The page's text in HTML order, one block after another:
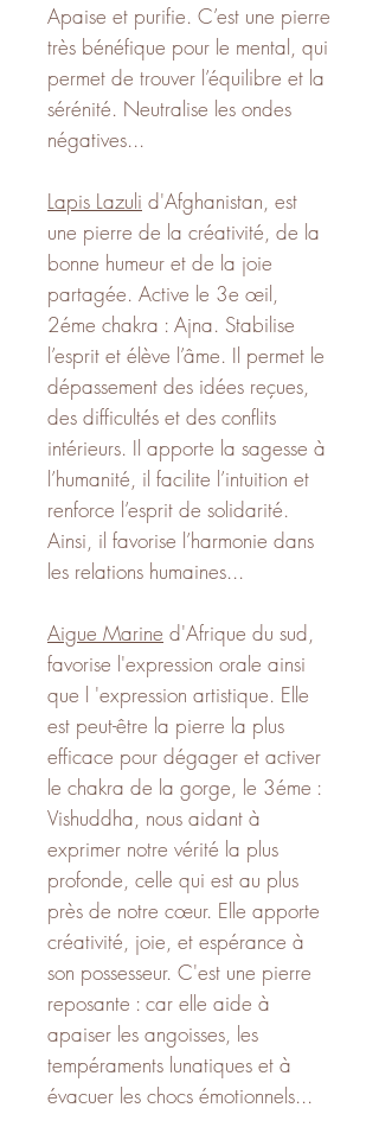
Apaise et purifie. C’est une pierre
très bénéfique pour le mental, qui
permet de trouver l’équilibre et la
sérénité. Neutralise les ondes
négatives...
Lapis Lazuli d'Afghanistan, est
une pierre de la créativité, de la
bonne humeur et de la joie
partagée. Active le 3e œil,
2éme chakra : Ajna. Stabilise
l’esprit et élève l’âme. Il permet le
dépassement des idées reçues,
des difficultés et des conflits
intérieurs. Il apporte la sagesse à
l’humanité, il facilite l’intuition et
renforce l’esprit de solidarité.
Ainsi, il favorise l’harmonie dans
les relations humaines...
Aigue Marine d'Afrique du sud,
favorise l'expression orale ainsi
que l 'expression artistique. Elle
est peut-être la pierre la plus
efficace pour dégager et activer
le chakra de la gorge, le 3éme :
Vishuddha, nous aidant à
exprimer notre vérité la plus
profonde, celle qui est au plus
près de notre cœur. Elle apporte
créativité, joie, et espérance à
son possesseur. C'est une pierre
reposante : car elle aide à
apaiser les angoisses, les
tempéraments lunatiques et à
évacuer les chocs émotionnels...